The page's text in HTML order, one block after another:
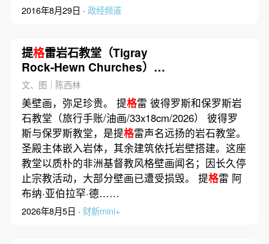
2016年8月29日 · 政经频道
提格雷岩石教堂（Tigray
Rock-Hewn Churches）
—— 苦修者的一诺一生｜画
驿
文、图｜陈西林
美壁画，弥足珍贵。 提格雷 彼得罗斯和保罗斯岩
石教堂（旅行手账/油画/33x18cm/2026） 彼得罗
斯与保罗斯教堂，是提格雷声名远扬的岩石教堂。
圣殿主体嵌入岩体，其余建筑依托岩壁搭建。这座
教堂以质朴的非洲基督教风格壁画闻名；因长久停
止宗教活动，大部分壁画已遭受损毁。 提格雷 阿
布纳·亚伯拉罕·德……
2026年8月5日 · 财新mini+